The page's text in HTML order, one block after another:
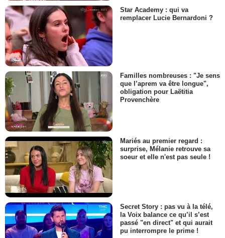
Star Academy : qui va
remplacer Lucie Bernardoni ?
Familles nombreuses : "Je sens
que l’aprem va être longue",
obligation pour Laëtitia
Provenchère
Mariés au premier regard :
surprise, Mélanie retrouve sa
soeur et elle n'est pas seule !
Secret Story : pas vu à la télé,
la Voix balance ce qu’il s’est
passé "en direct" et qui aurait
pu interrompre le prime !